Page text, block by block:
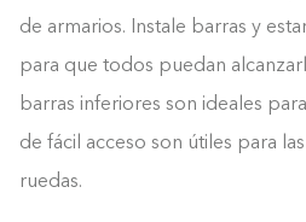
de armarios. Instale barras y
para que todos puedan
barras inferiores son ideales
de fácil acceso son útiles para
ruedas.